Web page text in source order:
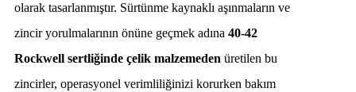
olarak tasarlanmıştır. Sürtünme kaynaklı aşınmaların ve
zincir yorulmalarının önüne geçmek adına 40-42
Rockwell sertliğinde çelik malzemeden üretilen bu
zincirler, operasyonel verimliliğinizi korurken bakım